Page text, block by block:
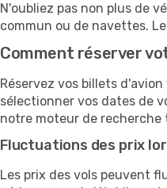
N'oubliez pas non plus de
commun ou de navettes.
Comment réserver
Réservez vos billets
sélectionner vos dates de
notre moteur de recherche
Fluctuations des prix
Les prix des vols peuvent